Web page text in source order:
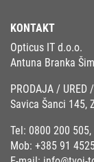
KONTAKT
Opticus IT d.o.o.
Antuna Branka
PRODAJA / URED
Savica Šanci 145,
Tel: 0800 200 505
Mob: +385 91